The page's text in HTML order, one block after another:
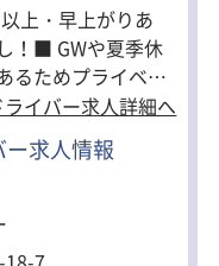
上・早上がりあ
！■ GWや夏季休
るためプライベー
のお仕事の特徴で
備わった当社で最
の配送なので渋滞
祝日休み ・賞与年
イバー求人詳細へ
求人情報